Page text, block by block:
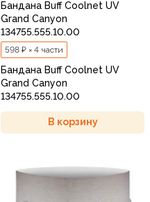
Бандана Buff Coolnet UV
Grand Canyon
134755.555.10.00
598 ₽ × 4 части
Бандана Buff Coolnet UV
Grand Canyon
134755.555.10.00
В корзину